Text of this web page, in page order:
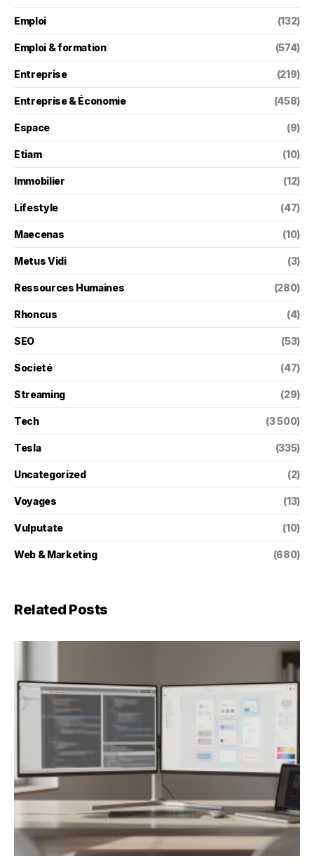
Emploi (132)
Emploi & formation (574)
Entreprise (219)
Entreprise & Économie (458)
Espace (9)
Etiam (10)
Immobilier (12)
Lifestyle (47)
Maecenas (10)
Metus Vidi (3)
Ressources Humaines (280)
Rhoncus (4)
SEO (53)
Societé (47)
Streaming (29)
Tech (3 500)
Tesla (335)
Uncategorized (2)
Voyages (13)
Vulputate (10)
Web & Marketing (680)
Related Posts